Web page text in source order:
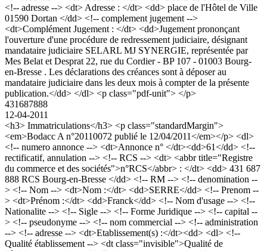
<!-- adresse --> <dt> Adresse : </dt> <dd> place de l'Hôtel de Ville
01590 Dortan </dd> <!-- complement jugement -->
<dt>Complément Jugement : </dt> <dd>Jugement prononçant
l'ouverture d'une procédure de redressement judiciaire, désignant
mandataire judiciaire SELARL MJ SYNERGIE, représentée par
Mes Belat et Desprat 22, rue du Cordier - BP 107 - 01003 Bourg-
en-Bresse . Les déclarations des créances sont à déposer au
mandataire judiciaire dans les deux mois à compter de la présente
publication.</dd> </dl> <p class="pdf-unit"> </p>
431687888
12-04-2011
<h3> Immatriculations</h3> <p class="standardMargin">
<em>Bodacc A n°20110072 publié le 12/04/2011</em></p> <dl>
<!-- numero annonce --> <dt>Annonce n° </dt><dd>61</dd> <!--
rectificatif, annulation --> <!-- RCS --> <dt> <abbr title="Registre
du commerce et des sociétés">n°RCS</abbr> : </dt> <dd> 431 687
888 RCS Bourg-en-Bresse </dd> <!-- RM --> <!-- denomination --
> <!-- Nom --> <dt>Nom :</dt> <dd>SERRE</dd> <!-- Prenom --
> <dt>Prénom :</dt> <dd>Franck</dd> <!-- Nom d'usage --> <!--
Nationalite --> <!-- Sigle --> <!-- Forme Juridique --> <!-- capital --
> <!-- pseudonyme --> <!-- nom commercial --> <!-- administration
--> <!-- adresse --> <dt>Etablissement(s) :</dt><dd> <dl> <!--
Qualité établissement --> <dt class="invisible">Qualité de